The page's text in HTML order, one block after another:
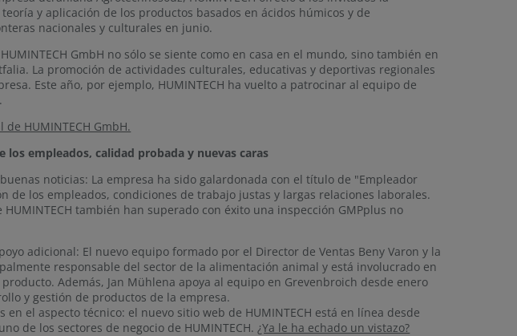
y aplicación de los productos basados en ácidos húmicos y de
nacionales y culturales en junio.
GmbH no sólo se siente como en casa en el mundo, sino también en
La promoción de actividades culturales, educativas y deportivas regionales
Este año, por ejemplo, HUMINTECH ha vuelto a patrocinar al equipo de
HUMINTECH GmbH.
los empleados, calidad probada y nuevas caras
noticias: La empresa ha sido galardonada con el título de "Empleador
de los empleados, condiciones de trabajo justas y largas relaciones laborales.
también han superado con éxito una inspección GMPplus no
adicional: El nuevo equipo formado por el Director de Ventas Beny Varon y la
responsable del sector de la alimentación animal y está involucrado en
Además, Jan Mühlena apoya al equipo en Grevenbroich desde enero
y gestión de productos de la empresa.
el aspecto técnico: el nuevo sitio web de HUMINTECH está en línea desde
de los sectores de negocio de HUMINTECH. ¿Ya le ha echado un vistazo?